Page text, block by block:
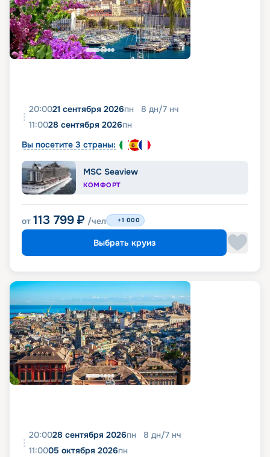
20:0021 сентября 2026пн 8 дн/7 нч
11:0028 сентября 2026пн
Вы посетите 3 страны:
MSC Seaview
КОМФОРТ
от 113 799 ₽ /чел +1 000
Выбрать круиз
20:0028 сентября 2026пн 8 дн/7 нч
11:0005 октября 2026пн